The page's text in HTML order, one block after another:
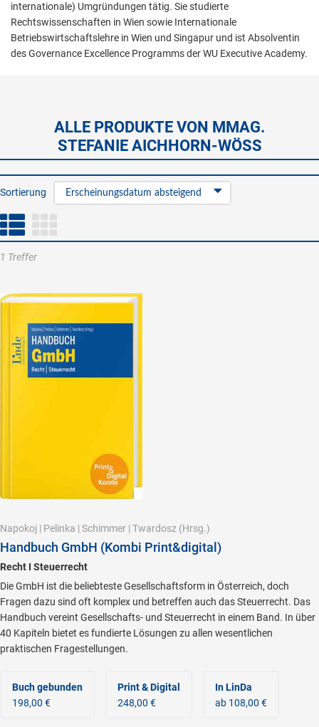
internationale) Umgründungen tätig. Sie studierte
Rechtswissenschaften in Wien sowie Internationale
Betriebswirtschaftslehre in Wien und Singapur und ist Absolventin
des Governance Excellence Programms der WU Executive Academy.
ALLE PRODUKTE VON MMAG.
STEFANIE AICHHORN-WÖSS
Sortierung Erscheinungsdatum absteigend
1 Treffer
Napokoj | Pelinka | Schimmer | Twardosz (Hrsg.)
Handbuch GmbH (Kombi Print&digital)
Recht I Steuerrecht
Die GmbH ist die beliebteste Gesellschaftsform in Österreich, doch
Fragen dazu sind oft komplex und betreffen auch das Steuerrecht. Das
Handbuch vereint Gesellschafts- und Steuerrecht in einem Band. In über
40 Kapiteln bietet es fundierte Lösungen zu allen wesentlichen
praktischen Fragestellungen.
Buch gebunden
198,00 €
Print & Digital
248,00 €
In LinDa
ab 108,00 €